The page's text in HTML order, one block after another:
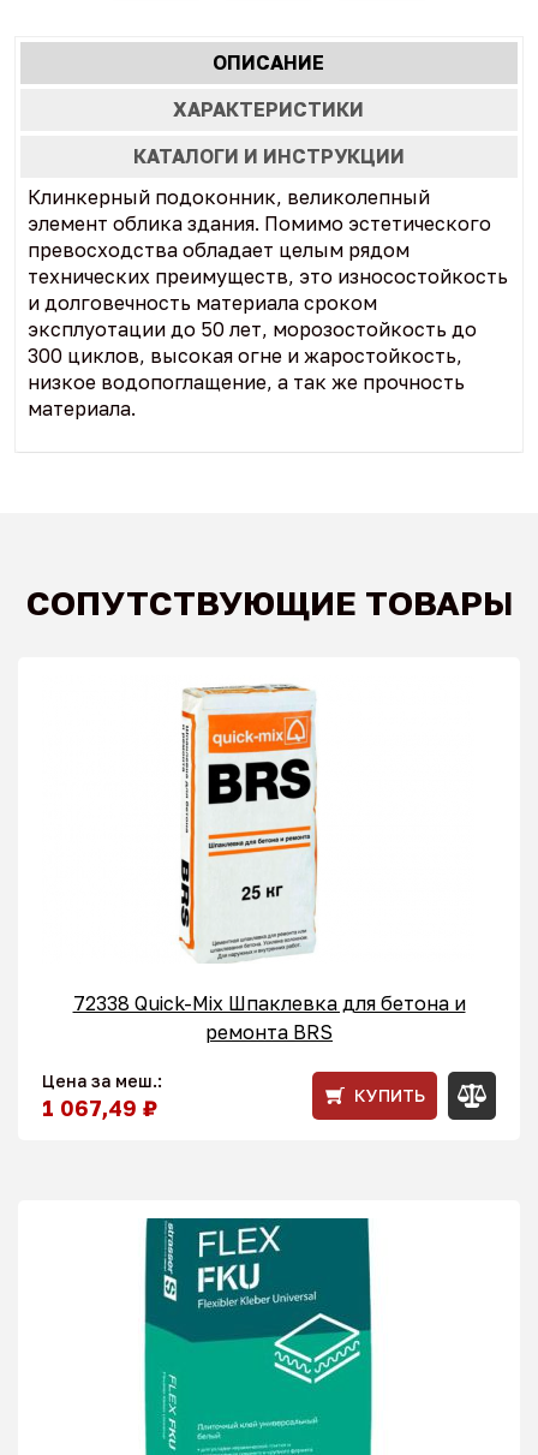
Характеристики
табы
ОПИСАНИЕ
ВКЛАДКА)
ХАРАКТЕРИСТИКИ
КАТАЛОГИ И ИНСТРУКЦИИ
Клинкерный подоконник, великолепный
элемент облика здания. Помимо эстетического
превосходства обладает целым рядом
технических преимуществ, это износостойкость
и долговечность материала сроком
эксплуотации до 50 лет, морозостойкость до
300 циклов, высокая огне и жаростойкость,
низкое водопоглащение, а так же прочность
материала.
СОПУТСТВУЮЩИЕ ТОВАРЫ
72338 Quick-Mix Шпаклевка для бетона и
ремонта BRS
Цена за меш.:
1 067,49 ₽ КУПИТЬ